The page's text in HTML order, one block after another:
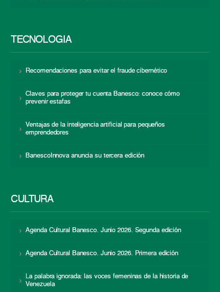
TECNOLOGÍA
Recomendaciones para evitar el fraude cibernético
Claves para proteger tu cuenta Banesco: conoce cómo
prevenir estafas
Ventajas de la inteligencia artificial para pequeños
emprendedores
BanescoInnova anuncia su tercera edición
CULTURA
Agenda Cultural Banesco. Junio 2026. Segunda edición
Agenda Cultural Banesco. Junio 2026. Primera edición
La palabra ignorada: las voces femeninas de la historia de
Venezuela